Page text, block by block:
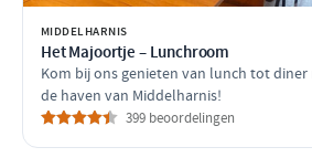
MIDDELHARNIS
Het Majoortje – Lunchroom
Kom bij ons genieten van lunch tot
de haven van Middelharnis!
399 beoordelingen